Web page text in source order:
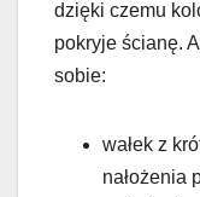
dzięki czemu
pokryje ścianę.
sobie:
wałek z
nałożenia